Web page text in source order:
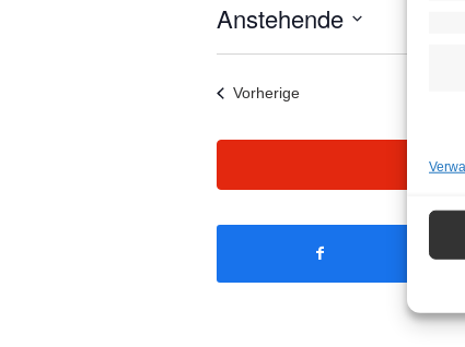
Anstehende
VorherigeVeranstaltungen